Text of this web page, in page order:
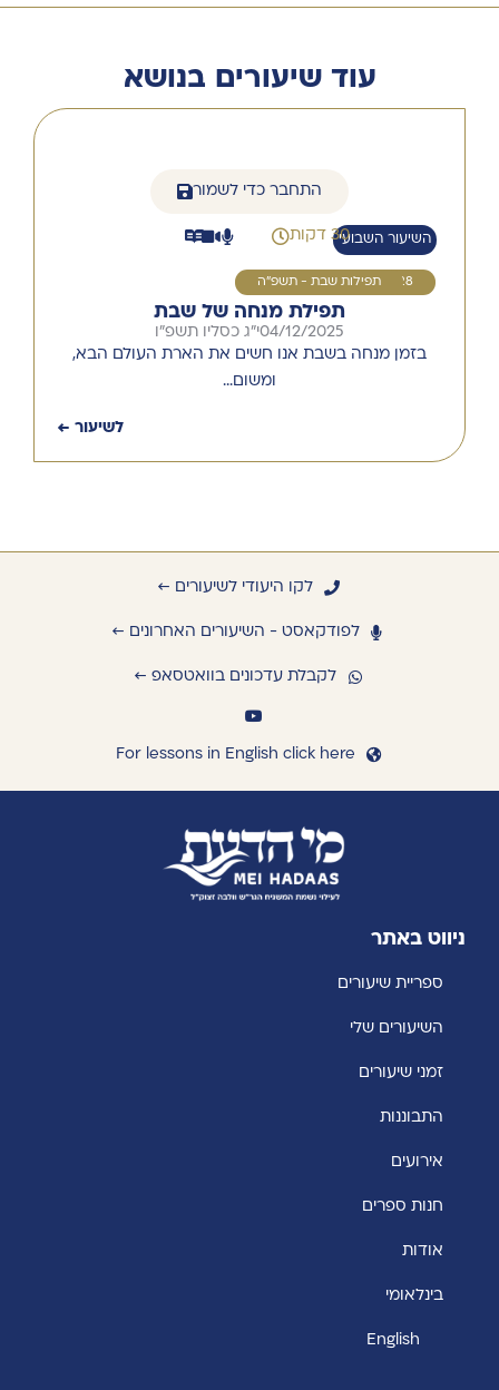
עוד שיעורים בנושא
התחבר כדי לשמור
השיעור השבועי30 דקות
28 תפילות שבת - תשפ"ה
תפילת מנחה של שבת
04/12/2025י"ג כסליו תשפ"ו
בזמן מנחה בשבת אנו חשים את הארת העולם הבא,
ומשום…
לשיעור ←
לקו היעודי לשיעורים ←
לפודקאסט - השיעורים האחרונים ←
לקבלת עדכונים בוואטסאפ ←
For lessons in English click here
ניווט באתר
ספריית שיעורים
השיעורים שלי
זמני שיעורים
התבוננות
אירועים
חנות ספרים
אודות
בינלאומי
English